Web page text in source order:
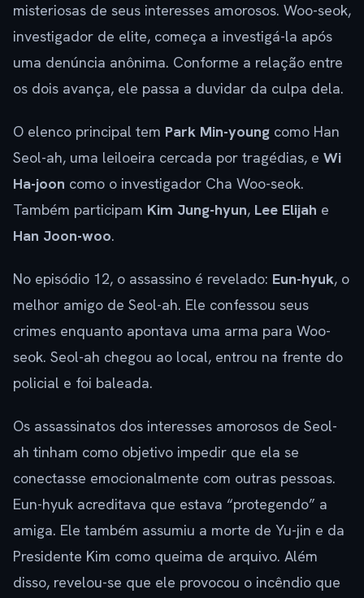
misteriosas de seus interesses amorosos. Woo-seok,
investigador de elite, começa a investigá-la após
uma denúncia anônima. Conforme a relação entre
os dois avança, ele passa a duvidar da culpa dela.
O elenco principal tem Park Min-young como Han
Seol-ah, uma leiloeira cercada por tragédias, e Wi
Ha-joon como o investigador Cha Woo-seok.
Também participam Kim Jung-hyun, Lee Elijah e
Han Joon-woo.
No episódio 12, o assassino é revelado: Eun-hyuk, o
melhor amigo de Seol-ah. Ele confessou seus
crimes enquanto apontava uma arma para Woo-
seok. Seol-ah chegou ao local, entrou na frente do
policial e foi baleada.
Os assassinatos dos interesses amorosos de Seol-
ah tinham como objetivo impedir que ela se
conectasse emocionalmente com outras pessoas.
Eun-hyuk acreditava que estava “protegendo” a
amiga. Ele também assumiu a morte de Yu-jin e da
Presidente Kim como queima de arquivo. Além
disso, revelou-se que ele provocou o incêndio que